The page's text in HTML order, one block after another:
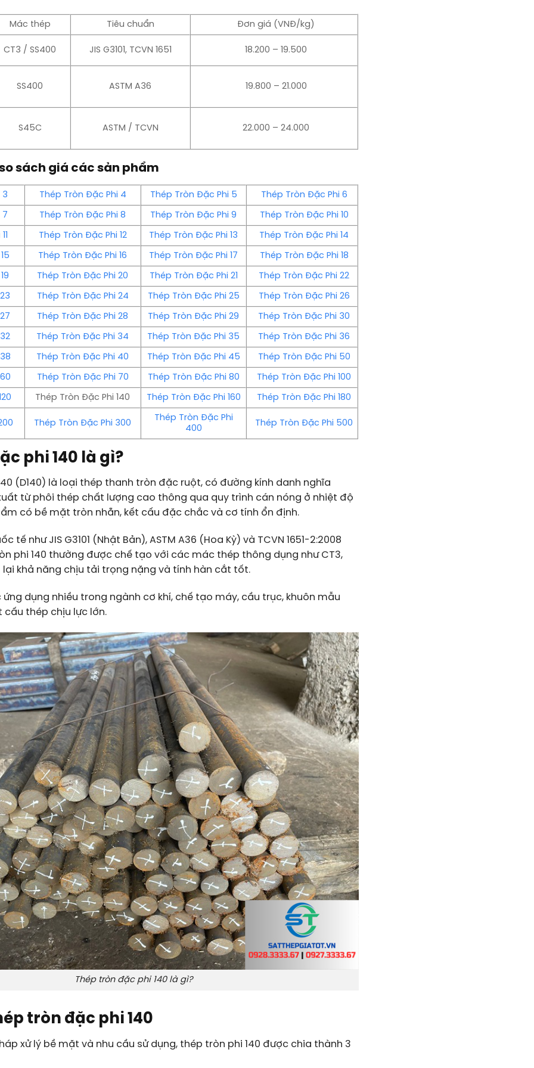
Mác thép Tiêu chuẩn Đơn giá (VNĐ/kg)
CT3 / SS400 JIS G3101, TCVN 1651 18.200 – 19.500
SS400 ASTM A36 19.800 – 21.000
S45C ASTM / TCVN 22.000 – 24.000
sách giá các sản phẩm
3 Thép Tròn Đặc Phi 4 Thép Tròn Đặc Phi 5 Thép Tròn Đặc Phi 6
7 Thép Tròn Đặc Phi 8 Thép Tròn Đặc Phi 9 Thép Tròn Đặc Phi 10
Thép Tròn Đặc Phi 12 Thép Tròn Đặc Phi 13 Thép Tròn Đặc Phi 14
Thép Tròn Đặc Phi 16 Thép Tròn Đặc Phi 17 Thép Tròn Đặc Phi 18
Thép Tròn Đặc Phi 20 Thép Tròn Đặc Phi 21 Thép Tròn Đặc Phi 22
Thép Tròn Đặc Phi 24 Thép Tròn Đặc Phi 25 Thép Tròn Đặc Phi 26
Thép Tròn Đặc Phi 28 Thép Tròn Đặc Phi 29 Thép Tròn Đặc Phi 30
Thép Tròn Đặc Phi 34 Thép Tròn Đặc Phi 35 Thép Tròn Đặc Phi 36
Thép Tròn Đặc Phi 40 Thép Tròn Đặc Phi 45 Thép Tròn Đặc Phi 50
Thép Tròn Đặc Phi 70 Thép Tròn Đặc Phi 80 Thép Tròn Đặc Phi 100
Thép Tròn Đặc Phi 140 Thép Tròn Đặc Phi 160 Thép Tròn Đặc Phi 180
Thép Tròn Đặc Phi 300
Thép Tròn Đặc Phi
400
Thép Tròn Đặc Phi 500
phi 140 là gì?
(D140) là loại thép thanh tròn đặc ruột, có đường kính danh nghĩa
từ phôi thép chất lượng cao thông qua quy trình cán nóng ở nhiệt độ
có bề mặt tròn nhẵn, kết cấu đặc chắc và cơ tính ổn định.
tế như JIS G3101 (Nhật Bản), ASTM A36 (Hoa Kỳ) và TCVN 1651-2:2008
phi 140 thường được chế tạo với các mác thép thông dụng như CT3,
lại khả năng chịu tải trọng nặng và tính hàn cắt tốt.
dụng nhiều trong ngành cơ khí, chế tạo máy, cầu trục, khuôn mẫu
cấu thép chịu lực lớn.
Thép tròn đặc phi 140 là gì?
tròn đặc phi 140
xử lý bề mặt và nhu cầu sử dụng, thép tròn phi 140 được chia thành 3